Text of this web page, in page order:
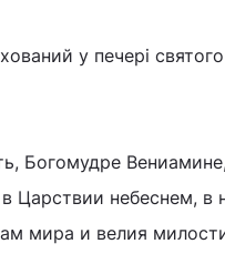
у печері
Богомудре
Царствии небеснем,
мира и велия